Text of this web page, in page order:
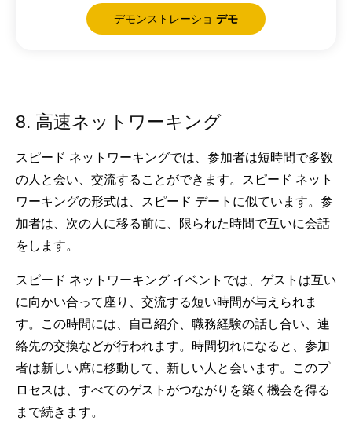
デモンストレーショ デモ
8. 高速ネットワーキング
スピード ネットワーキングでは、参加者は短時間で多数
の人と会い、交流することができます。スピード ネット
ワーキングの形式は、スピード デートに似ています。参
加者は、次の人に移る前に、限られた時間で互いに会話
をします。
スピード ネットワーキング イベントでは、ゲストは互い
に向かい合って座り、交流する短い時間が与えられま
す。この時間には、自己紹介、職務経験の話し合い、連
絡先の交換などが行われます。時間切れになると、参加
者は新しい席に移動して、新しい人と会います。このプ
ロセスは、すべてのゲストがつながりを築く機会を得る
まで続きます。